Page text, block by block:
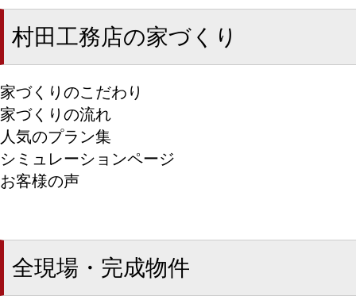
村田工務店の家づくり
家づくりのこだわり
家づくりの流れ
人気のプラン集
シミュレーションページ
お客様の声
全現場・完成物件